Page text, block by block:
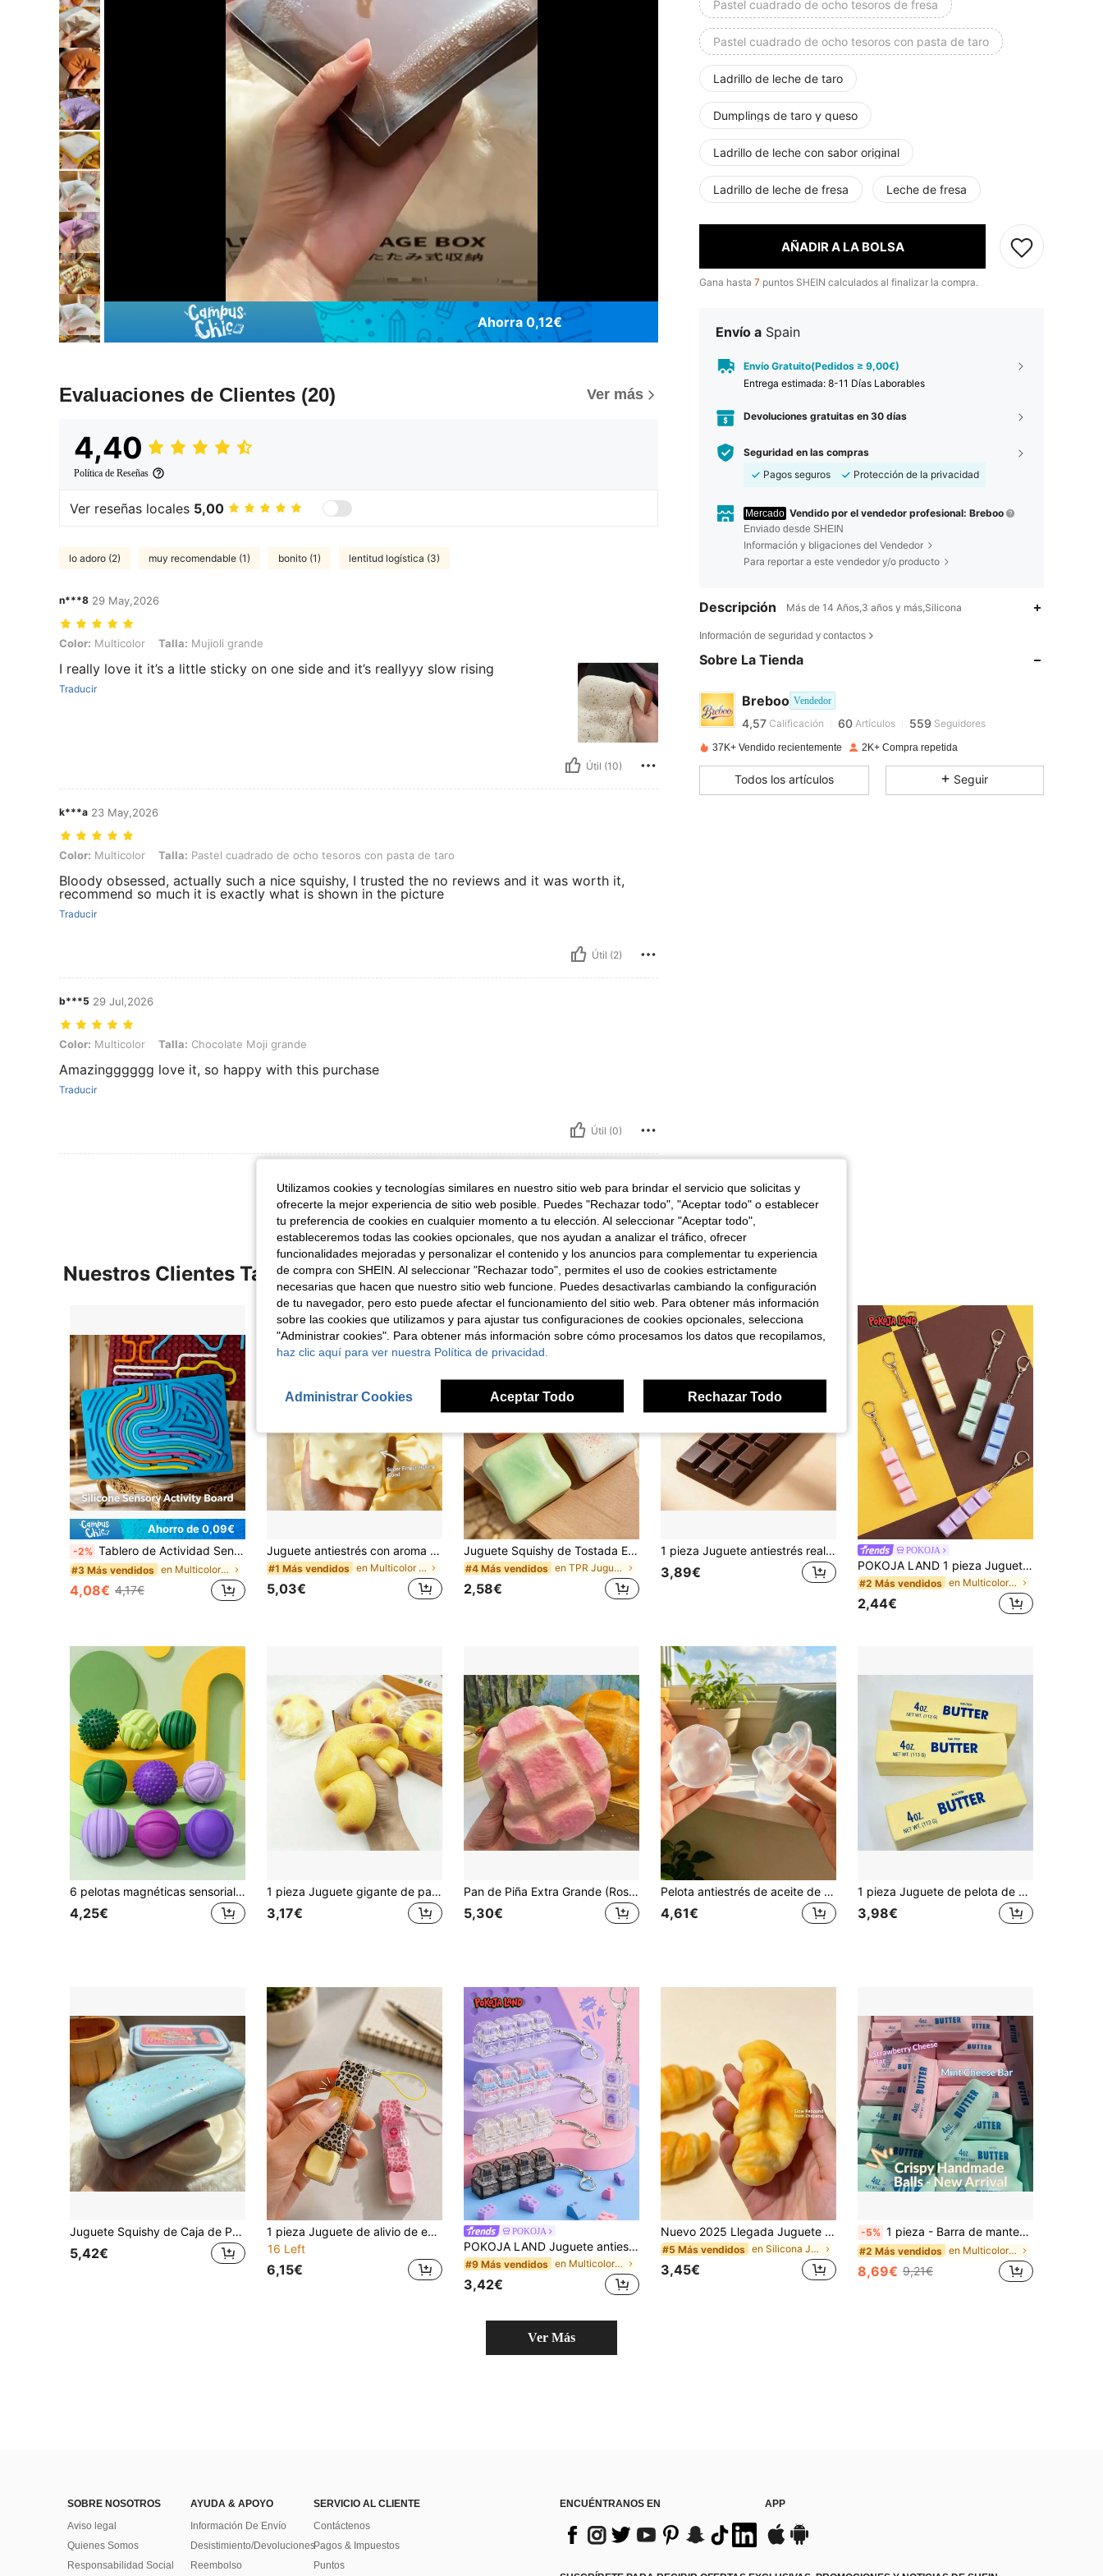
Ahorra 0,12€
Evaluaciones de Clientes (20) Ver más
4,40
Política de Reseñas
Ver reseñas locales 5,00
lo adoro (2) muy recomendable (1) bonito (1) lentitud logística (3)
n***8 29 May,2026
Color: Multicolor, Talla: Mujioli grande
Color: Multicolor Talla: Mujioli grande
I really love it it’s a little sticky on one side and it’s reallyyy slow rising
Traducir
Útil (10)
k***a 23 May,2026
Color: Multicolor, Talla: Pastel cuadrado de ocho tesoros con pasta de taro
Color: Multicolor Talla: Pastel cuadrado de ocho tesoros con pasta de taro
Bloody obsessed, actually such a nice squishy, I trusted the no reviews and it was worth it,
recommend so much it is exactly what is shown in the picture
Traducir
Útil (2)
b***5 29 Jul,2026
Color: Multicolor, Talla: Chocolate Moji grande
Color: Multicolor Talla: Chocolate Moji grande
Amazingggggg love it, so happy with this purchase
Traducir
Útil (0)
Pastel cuadrado de ocho tesoros de fresa
Pastel cuadrado de ocho tesoros con pasta de taro
Ladrillo de leche de taro
Dumplings de taro y queso
Ladrillo de leche con sabor original
Ladrillo de leche de fresa Leche de fresa
AÑADIR A LA BOLSA
Gana hasta 7 puntos SHEIN calculados al finalizar la compra.
Envío a Spain
Envío Gratuito(Pedidos ≥ 9,00€)
Entrega estimada: 8-11 Días Laborables
Devoluciones gratuitas en 30 días
Seguridad en las compras
Pagos seguros
Protección de la privacidad
Mercado Vendido por el vendedor profesional: Breboo
Enviado desde SHEIN
Información y bligaciones del Vendedor
Para reportar a este vendedor y/o producto
Descripción Más de 14 Años,3 años y más,Silicona
Información de seguridad y contactos
Sobre La Tienda
Breboo Vendedor
4,57 Calificación 60 Artículos 559 Seguidores
4,57
37K+ Vendido recientemente 2K+ Compra repetida
Todos los artículos Seguir
Nuestros Clientes También Vieron
Ahorro de 0,09€
-2% Tablero de Actividad Sensorial: Silicona Doble Cara para Adultos | Silencioso y Limpio, Alivia la Ansiedad, Síntomas de TDAH y Autismo | Incluye 8 Cuerdas | Adecuado para Adolescentes 14+, Juguete de Silicona Transpirable, Juguete Creativo, Herramienta de Alivio del Estrés
#3 Más vendidos en Multicolor Juguetes antiestrés para adolescente
4,08€ 4,17€
Juguete antiestrés con aroma a leche dulce de TPR suave y esponjoso con forma de dumpling, adorno divertido y lindo de 5 cm para apretar, regalo práctico y de moda, adecuado para cumpleaños, Pascua, Halloween, Navidad y varios regalos de fiesta, mejora el estado de ánimo
#1 Más vendidos en Multicolor Juguetes para apretar para adolescen
5,03€
Juguete Squishy de Tostada Extra Grande, Tostada de Mantequilla Super Suave Juguete Anti-Estrés para Apretar, Disponible en Rosa, Amarillo, Blanco y Verde, Juguete Squishy Anti-Estrés -- Perfecto para Regalos de Cumpleaños y Festivos, Pequeños Regalos Sorpresa Diarios, Kawaii, Elevador del Ánimo
#4 Más vendidos en TPR Juguetes novedosos y de broma para adolesce
2,58€
1 pieza Juguete antiestrés realista de chocolate, juguete divertido para aliviar el estrés y desahogarse - Excelente opción de regalo de cumpleaños y regalo festivo
3,89€
POKOJA
POKOJA LAND 1 pieza Juguete antiestrés Joivida con teclado colorido simple de 4 teclas, cubo para aliviar el estrés, llavero para coche, bolso o llavero, para adultos, regalo para concentración y relajación
#2 Más vendidos en Multicolor Juguetes antiestrés para adolescente
2,44€
6 pelotas magnéticas sensoriales antiestrés, pelotas recubiertas de silicona para aliviar el estrés, relajación de manos y alivio de la ansiedad, adecuadas para TDAH, trastorno de ansiedad, divertidas pelotas magnéticas, perfectas como regalo de masajeador de manos para adultos.
4,25€
1 pieza Juguete gigante de patata para apretar 2026, Squishies de patata de rebote lento para alivio del estrés, Juguete de silicona para apretar, Regalo ideal para cumpleaños, vacaciones, parejas, Color aleatorio, Kawaii
3,17€
Pan de Piña Extra Grande (Rosa/Amarillo) Juguete Blando y Aplastable - Extra Grande, Suave y Jugoso, de Elevación Lenta, Alivio del Estrés, Juguete Sensorial, Adecuado para Oficina y Escuela, Desahogo Silencioso de Frustración, Rebote Lento Aplastable - Decoración de Piña - Modelo de Pastel - Juguete de Alivio del Estrés - Pan de Alivio del Estrés - Asequible, Regalo de Cumpleaños
5,30€
Pelota antiestrés de aceite de coco creativa, de rebote lento, suave, de TPR, juguete sensorial de descompresión, regalo diario
4,61€
1 pieza Juguete de pelota de estrés suave y de lenta recuperación para alivio del estrés - Pelota de estrés amarilla suave para adultos, adecuada para la ansiedad, TDAH y enfoque en la oficina, regalo de Navidad
3,98€
Juguete Squishy de Caja de Pastel Pegajoso, Juguete de Rebote Lento para Apretar; Juguete Squishy de Caja de Helado de Mantequilla para la Punta de los Dedos, Alivio del Estrés, Regalo de Relajación Manual - Proporciona una Experiencia Táctil Suave y Apretable. Un Juguete de Escritorio Portátil, Perfecto para el Alivio del Estrés en la Oficina, Regalos de Fiesta y Regalos Navideños.
5,42€
1 pieza Juguete de alivio de estrés con teclado de estampado de leopardo, juguete llavero de teclado con 4 teclas clicables para alivio del estrés y pasar el tiempo
16 Left
6,15€
POKOJA
POKOJA LAND Juguete antiestrés reutilizable con sonido realista de clic de interruptor de teclado - Juguete para inquietos adecuado para el transporte, la oficina, el estudio, los viajes y la relajación en el hogar - Regalo ideal para Navidad, San Valentín, cumpleaños, Pascua y graduación - Disponible en varios colores, ayuda a aliviar la ansiedad y mejorar la concentración
#9 Más vendidos en Multicolor Juguetes antiestrés para adolescente
3,42€
Nuevo 2025 Llegada Juguete de Pan Suave con Forma de Croissant Lindo para Alivio del Estrés Rebote Lento Apretar Pastel PU Rebote Lento - Regalo Perfecto - Regalo de Cumpleaños - Regalo de Vacaciones - Regalo de Navidad
#5 Más vendidos en Silicona Juguetes para apretar para adolescente
3,45€
-5% 1 pieza - Barra de mantequilla crujiente, pelota antiestrés hecha a mano con control de voz, juguete de comida realista, juguete para apretar y desahogarse, juguete ASMR, juguete fidget
#2 Más vendidos en Multicolor Juguetes para apretar para adolescen
8,69€ 9,21€
Ver Más
SOBRE NOSOTROS
Aviso legal
Quienes Somos
Responsabilidad Social
AYUDA & APOYO
Información De Envío
Desistimiento/Devoluciones
Reembolso
SERVICIO AL CLIENTE
Contáctenos
Pagos & Impuestos
Puntos
ENCUÉNTRANOS EN APP
Utilizamos cookies y tecnologías similares en nuestro sitio web para brindar el servicio que solicitas y
ofrecerte la mejor experiencia de sitio web posible. Puedes "Rechazar todo", "Aceptar todo" o establecer
tu preferencia de cookies en cualquier momento a tu elección. Al seleccionar "Aceptar todo",
estableceremos todas las cookies opcionales, que nos ayudan a analizar el tráfico, ofrecer
funcionalidades mejoradas y personalizar el contenido y los anuncios para complementar tu experiencia
de compra con SHEIN. Al seleccionar "Rechazar todo", permites el uso de cookies estrictamente
necesarias que hacen que nuestro sitio web funcione. Puedes desactivarlas cambiando la configuración
de tu navegador, pero esto puede afectar el funcionamiento del sitio web. Para obtener más información
sobre las cookies que utilizamos y para ajustar tus configuraciones de cookies opcionales, selecciona
"Administrar cookies". Para obtener más información sobre cómo procesamos los datos que recopilamos,
haz clic aquí para ver nuestra Política de privacidad.
Administrar Cookies Aceptar Todo Rechazar Todo